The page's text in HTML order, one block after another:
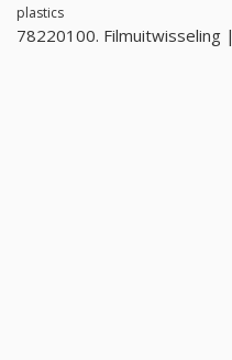
plastics
78220100. Filmuitwisseling |